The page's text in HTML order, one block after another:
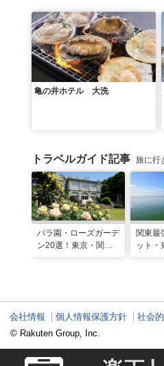
亀の井ホテル 大洗
トラベルガイド記事 旅に行
バラ園・ローズガーデ
ン20選！東京・関東
関東最
ット・
会社情報 個人情報保護方針 社会
© Rakuten Group, Inc.